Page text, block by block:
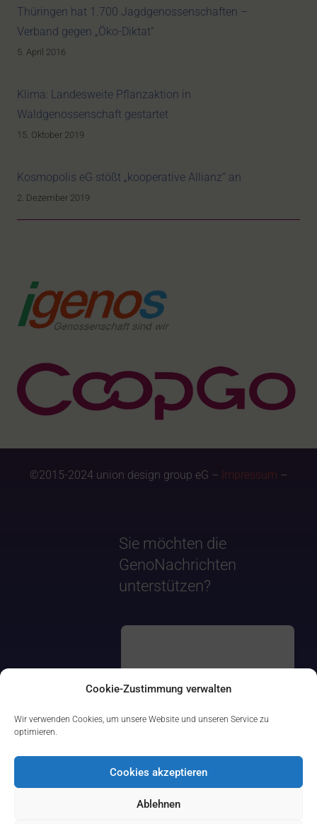
Cookie-Zustimmung verwalten
Wir verwenden Cookies, um unsere Website und unseren Service zu
optimieren.
Cookies akzeptieren
Ablehnen
Thüringen hat 1.700 Jagdgenossenschaften –
Verband gegen „Öko-Diktat“
5. April 2016
Klima: Landesweite Pflanzaktion in
Waldgenossenschaft gestartet
15. Oktober 2019
Kosmopolis eG stößt „kooperative Allianz“ an
2. Dezember 2019
©2015-2024 union design group eG – Impressum –
Sie möchten die
GenoNachrichten
unterstützen?